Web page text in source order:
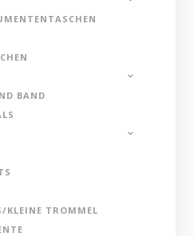
BAND
KLEINE TROMMEL